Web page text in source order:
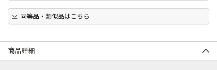
同等品・類似品はこちら
商品詳細